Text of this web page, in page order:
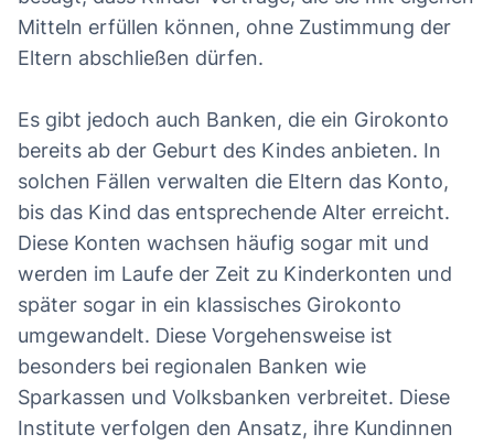
Mitteln erfüllen können, ohne Zustimmung der
Eltern abschließen dürfen.
Es gibt jedoch auch Banken, die ein Girokonto
bereits ab der Geburt des Kindes anbieten. In
solchen Fällen verwalten die Eltern das Konto,
bis das Kind das entsprechende Alter erreicht.
Diese Konten wachsen häufig sogar mit und
werden im Laufe der Zeit zu Kinderkonten und
später sogar in ein klassisches Girokonto
umgewandelt. Diese Vorgehensweise ist
besonders bei regionalen Banken wie
Sparkassen und Volksbanken verbreitet. Diese
Institute verfolgen den Ansatz, ihre Kundinnen